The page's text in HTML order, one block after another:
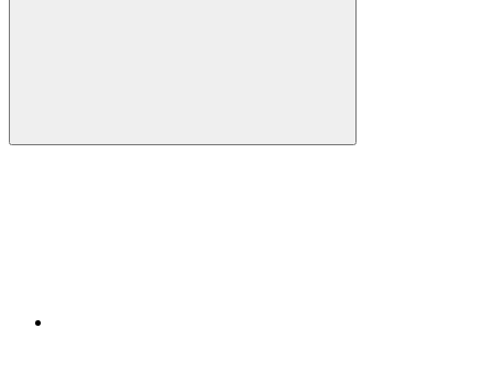
Compartilhar